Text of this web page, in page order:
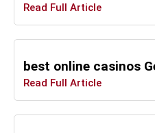
Read Full Article
best online casinos
Read Full Article